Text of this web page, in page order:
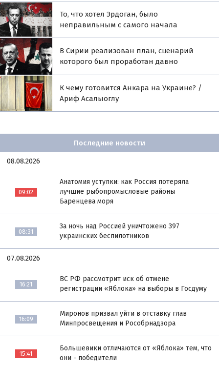
То, что хотел Эрдоган, было
неправильным с самого начала
В Сирии реализован план, сценарий
которого был проработан давно
К чему готовится Анкара на Украине? /
Ариф Асалыоглу
Последние новости
08.08.2026
09:02
Анатомия уступки: как Россия потеряла
лучшие рыбопромысловые районы
Баренцева моря
08:31
За ночь над Россией уничтожено 397
украинских беспилотников
07.08.2026
16:21
ВС РФ рассмотрит иск об отмене
регистрации «Яблока» на выборы в Госдуму
16:09
Миронов призвал уйти в отставку глав
Минпросвещения и Рособрнадзора
15:41
Большевики отличаются от «Яблока» тем, что
они - победители